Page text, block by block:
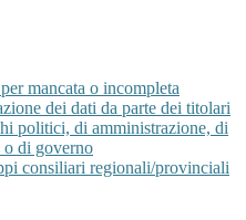
mancata o incompleta
dei dati da parte dei titolari
politici, di amministrazione, di
o di governo
consiliari regionali/provinciali